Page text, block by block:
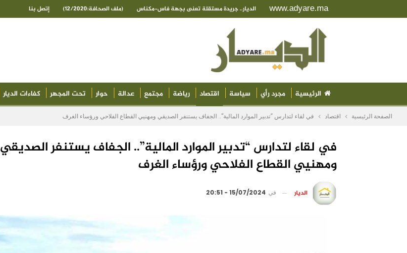
www.adyare.ma الديار.. جريدة مستقلة تعنى بجهة فاس-مكناس (ملف الصحافة:12/2020) إتصل بنا
الرئيسية مجرد رأي سياسة اقتصاد رياضة مجتمع عدالة حوار تحت المجهر كفاءات الديار
الصفحة الرئيسية اقتصاد في لقاء لتدارس “تدبير الموارد المالية”.. الجفاف يستنفر الصديقي ومهنيي القطاع الفلاحي ورؤساء الغرف
في لقاء لتدارس “تدبير الموارد المالية”.. الجفاف يستنفر الصديقي
ومهنيي القطاع الفلاحي ورؤساء الغرف
الديار في 15/07/2024 - 20:51